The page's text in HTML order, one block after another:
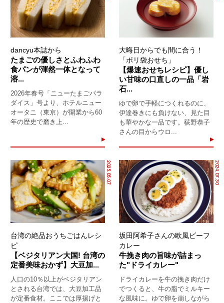
dancyu本誌から
たまごの優しさとふわふわ
食パンが渾然一体となって
溶...
2026年春号「ニューたまごパラ
ダイス」号より、ホテルニュー
オータニ（東京）が開業から60
年の歴史で磨き上...
大晦日からでも間に合う！
「ポリ袋おせち」
【爆速おせちレシピ】優し
い甘味の口直しの一品「岩
石...
ゆで卵で手軽につくれるのに、
伊達巻きにも負けない、見た目
も華やかな一品です。荻野恭子
さんの目からウロ...
2025.05.07
台湾の絶品おうちごはんレシ
ピ
【ベジタリアン大国! 台湾の
定番美味おかず】大豆加...
人口の10％以上がベジタリアン
とされる台湾では、大豆加工品
が定番食材。ここでは厚揚げと
2024.07.30
坂田阿希子さんの欧風ビーフ
カレー
牛挽き肉の旨味が詰まっ
た"ドライカレー"
ドライカレーを牛の挽き肉だけ
でつくると、牛の脂でミルキー
な風味に。ゆで卵を崩しながら